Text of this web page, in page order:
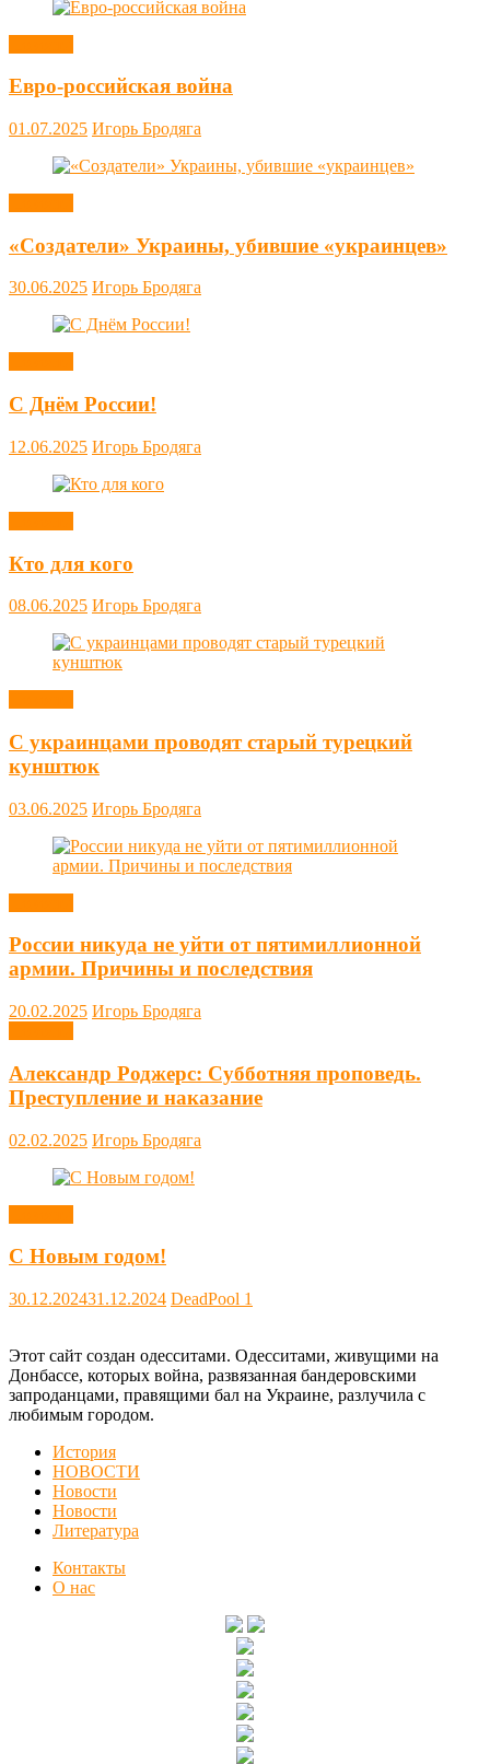
Евро-российская война
01.07.2025 Игорь Бродяга
«Создатели» Украины, убившие «украинцев»
30.06.2025 Игорь Бродяга
С Днём России!
12.06.2025 Игорь Бродяга
Кто для кого
08.06.2025 Игорь Бродяга
С украинцами проводят старый турецкий
кунштюк
03.06.2025 Игорь Бродяга
России никуда не уйти от пятимиллионной
армии. Причины и последствия
20.02.2025 Игорь Бродяга
Александр Роджерс: Субботняя проповедь.
Преступление и наказание
02.02.2025 Игорь Бродяга
С Новым годом!
30.12.202431.12.2024 DeadPool 1
Этот сайт создан одесситами. Одесситами, живущими на
Донбассе, которых война, развязанная бандеровскими
запроданцами, правящими бал на Украине, разлучила с
любимым городом.
История
НОВОСТИ
Новости
Новости
Литература
Контакты
О нас